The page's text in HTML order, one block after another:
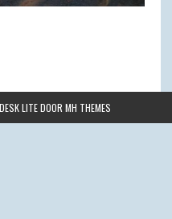
LITE DOORMH THEMES